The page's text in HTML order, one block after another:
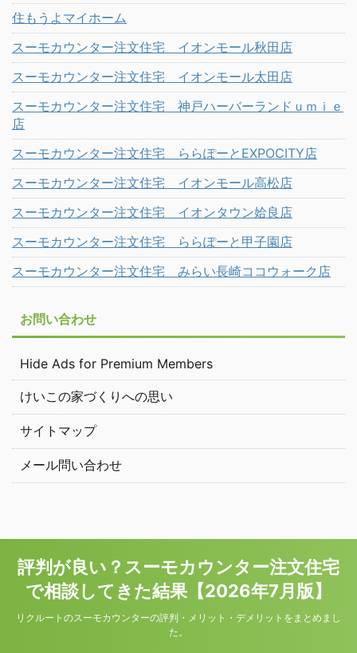
住もうよマイホーム
スーモカウンター注文住宅 イオンモール秋田店
スーモカウンター注文住宅 イオンモール太田店
スーモカウンター注文住宅 神戸ハーバーランドｕｍｉｅ
店
スーモカウンター注文住宅 ららぽーとEXPOCITY店
スーモカウンター注文住宅 イオンモール高松店
スーモカウンター注文住宅 イオンタウン姶良店
スーモカウンター注文住宅 ららぽーと甲子園店
スーモカウンター注文住宅 みらい長崎ココウォーク店
お問い合わせ
Hide Ads for Premium Members
けいこの家づくりへの思い
サイトマップ
メール問い合わせ
評判が良い？スーモカウンター注文住宅
で相談してきた結果【2026年7月版】
リクルートのスーモカウンターの評判・メリット・デメリットをまとめまし
た。